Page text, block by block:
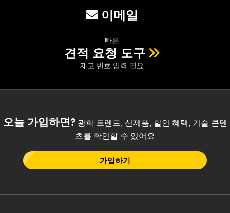
이메일
빠른
견적 요청 도구
재고 번호 입력 필요
오늘 가입하면?광학 트렌드, 신제품, 할인 혜택, 기술 콘텐
츠를 확인할 수 있어요
가입하기